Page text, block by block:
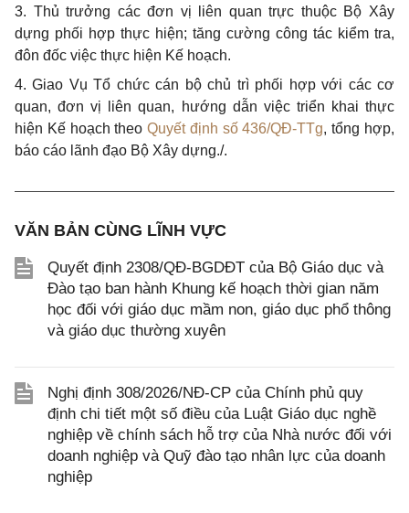
3. Thủ trưởng các đơn vị liên quan trực thuộc Bộ Xây
dựng phối hợp thực hiện; tăng cường công tác kiểm tra,
đôn đốc việc thực hiện Kế hoạch.
4. Giao Vụ Tổ chức cán bộ chủ trì phối hợp với các cơ
quan, đơn vị liên quan, hướng dẫn việc triển khai thực
hiện Kế hoạch theoQuyết định số 436/QĐ-TTg, tổng hợp,
báo cáo lãnh đạo Bộ Xây dựng./.
VĂN BẢN CÙNG LĨNH VỰC
Quyết định 2308/QĐ-BGDĐT của Bộ Giáo dục và
Đào tạo ban hành Khung kế hoạch thời gian năm
học đối với giáo dục mầm non, giáo dục phổ thông
và giáo dục thường xuyên
Nghị định 308/2026/NĐ-CP của Chính phủ quy
định chi tiết một số điều của Luật Giáo dục nghề
nghiệp về chính sách hỗ trợ của Nhà nước đối với
doanh nghiệp và Quỹ đào tạo nhân lực của doanh
nghiệp